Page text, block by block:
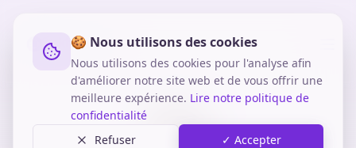
🍪 Nous utilisons des cookies
Nous utilisons des cookies pour l'analyse afin
d'améliorer notre site web et de vous offrir une
meilleure expérience. Lire notre politique de
confidentialité
Refuser
✓ Accepter